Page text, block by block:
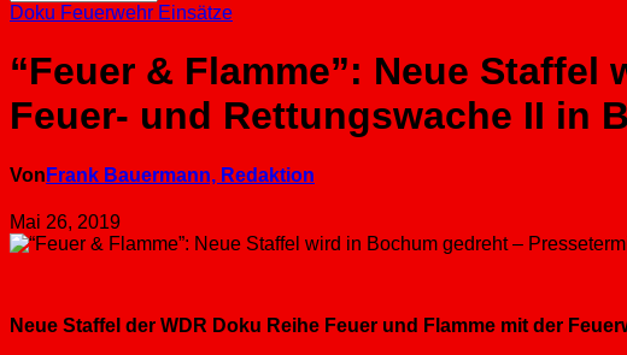
Doku Feuerwehr Einsätze
“Feuer & Flamme”: Neue
Feuer- und Rettungswache II in
Von Frank Bauermann, Redaktion
Mai 26, 2019
Neue Staffel der WDR Doku Reihe Feuer und Flamme mit der